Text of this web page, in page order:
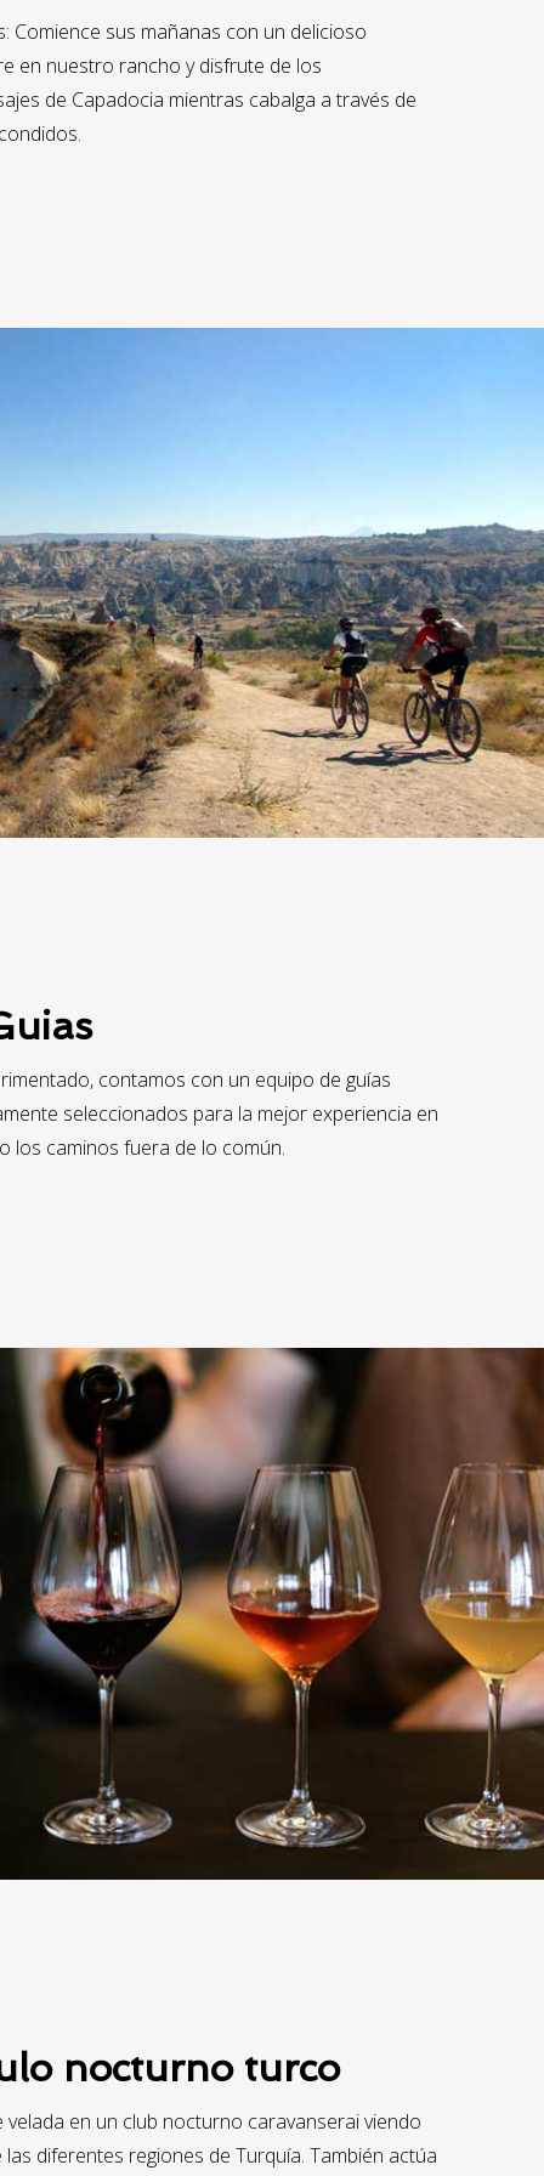
Comience sus mañanas con un delicioso
en nuestro rancho y disfrute de los
de Capadocia mientras cabalga a través de
contamos con un equipo de guías
seleccionados para la mejor experiencia en
los caminos fuera de lo común.
nocturno turco
velada en un club nocturno caravanserai viendo
diferentes regiones de Turquía. También actúa